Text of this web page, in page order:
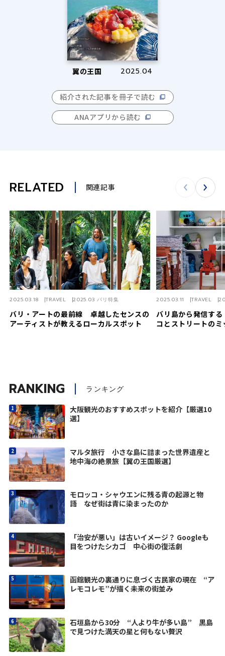
翼の王国 2025.04
紹介された記事を冊子で読む
ANAアプリから読む
RELATED 関連記事
バリ・アートの最前線 卓越したセンスの
アーティストが教えるローカルスポット
2025.03.18 TRAVEL 2025.03 バリ特集
バリ島から発信す
コとストリートの
2025.03.11 TRAVEL
RANKING ランキング
大阪観光のおすすめスポットを紹介【厳選10
選】
マルタ旅行 小さな島に詰まった世界遺産と
地中海の絶景旅【翼の王国厳選】
モロッコ・シャウエンに残る青の起源と物
語 なぜ街は青に染まったのか
「治安が悪い」は古いイメージ？ Googleも
目をつけたシカゴ 中心街の復活劇
函館観光の裏通りに息づく古民家の現在 “ア
レモコレモ”が描く未来の街並み
石垣島から30分 “人より牛が多い島” 黒島
で見つけた満天の星と何もない贅沢